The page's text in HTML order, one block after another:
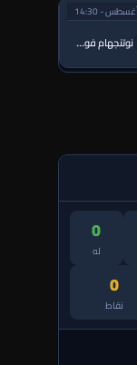
نوتنجهام فورست
0
له
0
نقاط